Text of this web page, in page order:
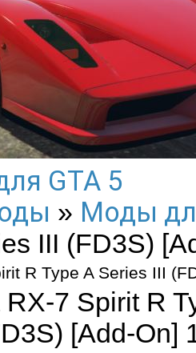
GTA 5
» Моды
III (FD3S)
R Type A Series III